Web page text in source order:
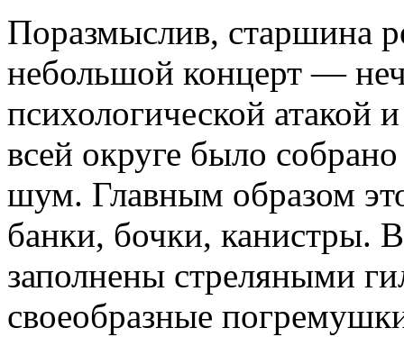
Поразмыслив, старшина
небольшой концерт —
психологической атакой
всей округе было
шум. Главным образом
банки, бочки, канистры.
заполнены стреляными
своеобразные